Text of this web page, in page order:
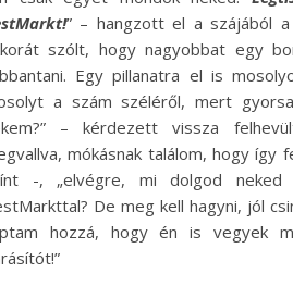
” – hangzott el a szájából
szólt, hogy nagyobbat egy
Egy pillanatra el is
a szám széléről, mert
– kérdezett vissza
mókásnak találom, hogy így
-, „elvégre, mi dolgod neked
De meg kell hagyni, jól
hozzá, hogy én is vegyek